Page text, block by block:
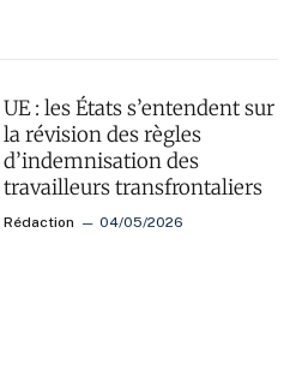
UE : les États s’entendent sur
la révision des règles
d’indemnisation des
travailleurs transfrontaliers
Rédaction 04/05/2026